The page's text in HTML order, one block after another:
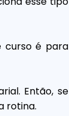
curso é para
Então, se
rotina.